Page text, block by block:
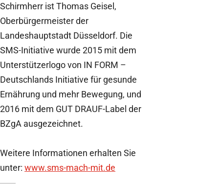
Schirmherr ist Thomas Geisel,
Oberbürgermeister der
Landeshauptstadt Düsseldorf. Die
SMS-Initiative wurde 2015 mit dem
Unterstützerlogo von IN FORM –
Deutschlands Initiative für gesunde
Ernährung und mehr Bewegung, und
2016 mit dem GUT DRAUF-Label der
BZgA ausgezeichnet.
Weitere Informationen erhalten Sie
unter: www.sms-mach-mit.de